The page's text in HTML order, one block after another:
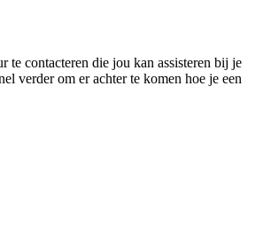
te contacteren die jou kan assisteren bij je
verder om er achter te komen hoe je een